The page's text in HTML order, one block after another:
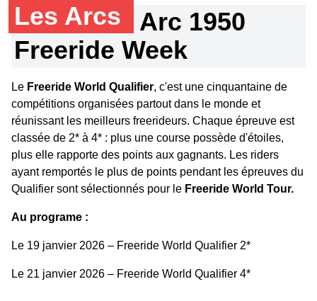
Les Arcs
Arc 1950
Freeride Week
Le Freeride World Qualifier, c'est une cinquantaine de
compétitions organisées partout dans le monde et
réunissant les meilleurs freerideurs. Chaque épreuve est
classée de 2* à 4* : plus une course possède d'étoiles,
plus elle rapporte des points aux gagnants. Les riders
ayant remportés le plus de points pendant les épreuves du
Qualifier sont sélectionnés pour le Freeride World Tour.
Au programe :
Le 19 janvier 2026 – Freeride World Qualifier 2*
Le 21 janvier 2026 – Freeride World Qualifier 4*